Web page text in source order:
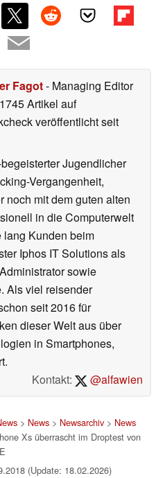
Fagot- Managing Editor
Artikel auf
veröffentlichtseit
Jugendlicher
Vergangenheit,
noch mit dem guten alten
in die Computerwelt
Kunden beim
Iphos IT Solutions als
sowie
Als viel reisender
seit 2016 für
dieser Welt aus über
in Smartphones,
Kontakt:
@alfawien
> News> Newsarchiv> News
Xs überrascht im Droptest von
(Update: 18.02.2026)